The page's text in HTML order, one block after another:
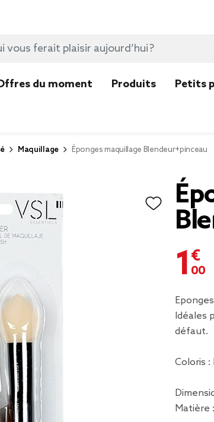
du moment Produits Petits
Maquillage Éponges maquillage Blendeur+pinceau
1,00 €
Idéales
défaut.
Coloris :
Matière